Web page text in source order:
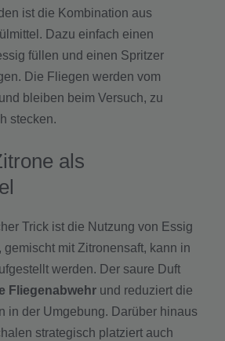
ist die Kombination aus
Dazu einfach einen
füllen und einen Spritzer
Die Fliegen werden vom
bleiben beim Versuch, zu
stecken.
als
Trick ist die Nutzung von Essig
gemischt mit Zitronensaft, kann in
werden. Der saure Duft
Fliegenabwehr und reduziert die
in der Umgebung. Darüber hinaus
strategisch platziert auch